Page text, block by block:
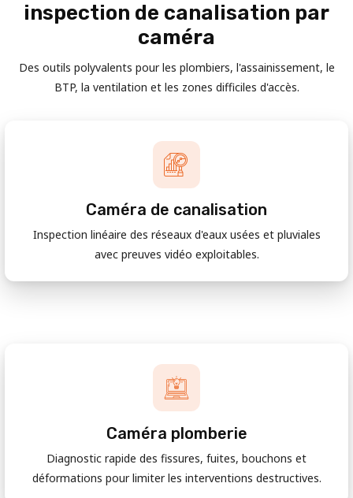
inspection de canalisation par
caméra
Des outils polyvalents pour les plombiers, l'assainissement, le
BTP, la ventilation et les zones difficiles d'accès.
Caméra de canalisation
Inspection linéaire des réseaux d'eaux usées et pluviales
avec preuves vidéo exploitables.
Caméra plomberie
Diagnostic rapide des fissures, fuites, bouchons et
déformations pour limiter les interventions destructives.